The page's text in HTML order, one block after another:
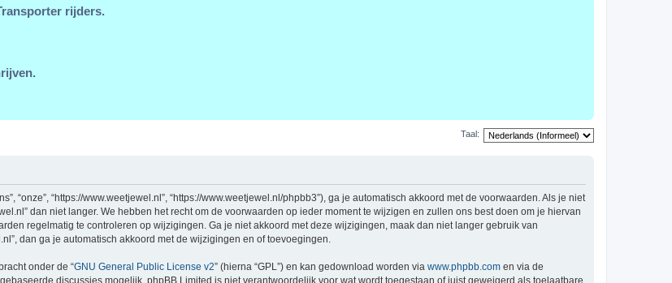
rijders.
Taal:
“onze”, “https://www.weetjewel.nl”, “https://www.weetjewel.nl/phpbb3”), ga je automatisch akkoord met de voorwaarden. Als je niet
dan niet langer. We hebben het recht om de voorwaarden op ieder moment te wijzigen en zullen ons best doen om je hiervan
regelmatig te controleren op wijzigingen. Ga je niet akkoord met deze wijzigingen, maak dan niet langer gebruik van
dan ga je automatisch akkoord met de wijzigingen en of toevoegingen.
onder de “GNU General Public License v2” (hierna “GPL”) en kan gedownload worden via www.phpbb.com en via de
discussies mogelijk. phpBB Limited is niet verantwoordelijk voor wat wordt toegestaan of juist geweigerd als toelaatbare